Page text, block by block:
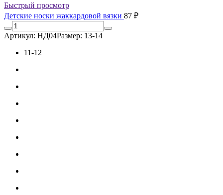
Быстрый просмотр
Детские носки жаккардовой вязки 87 ₽
Артикул: НД04Размер: 13-14
11-12